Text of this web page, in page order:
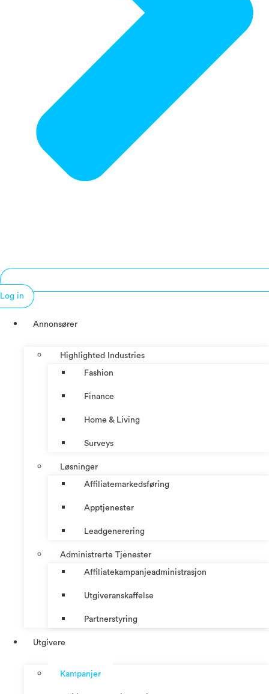
Log in
Annonsører
Highlighted Industries
Fashion
Finance
Home & Living
Surveys
Løsninger
Affiliatemarkedsføring
Apptjenester
Leadgenerering
Administrerte Tjenester
Affiliatekampanjeadministrasjon
Utgiveranskaffelse
Partnerstyring
Utgivere
Kampanjer